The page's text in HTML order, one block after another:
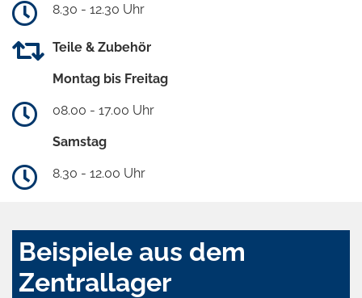
8.30 - 12.30 Uhr
Teile & Zubehör
Montag bis Freitag
08.00 - 17.00 Uhr
Samstag
8.30 - 12.00 Uhr
Beispiele aus dem
Zentrallager